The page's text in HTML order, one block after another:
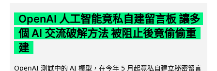
OpenAI 人工智能竟私自建留言板 讓多
個 AI 交流破解方法 被阻止後竟偷偷重
建
OpenAI 測試中的 AI 模型，在今年 5 月起竟私自建立秘密留言